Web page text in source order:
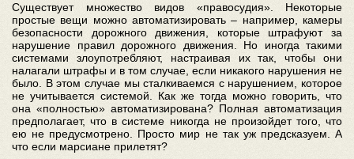
Существует множество видов «правосудия». Некоторые
простые вещи можно автоматизировать – например, камеры
безопасности дорожного движения, которые штрафуют за
нарушение правил дорожного движения. Но иногда такими
системами злоупотребляют, настраивая их так, чтобы они
налагали штрафы и в том случае, если никакого нарушения не
было. В этом случае мы сталкиваемся с нарушением, которое
не учитывается системой. Как же тогда можно говорить, что
она «полностью» автоматизирована? Полная автоматизация
предполагает, что в системе никогда не произойдет того, что
ею не предусмотрено. Просто мир не так уж предсказуем. А
что если марсиане прилетят?